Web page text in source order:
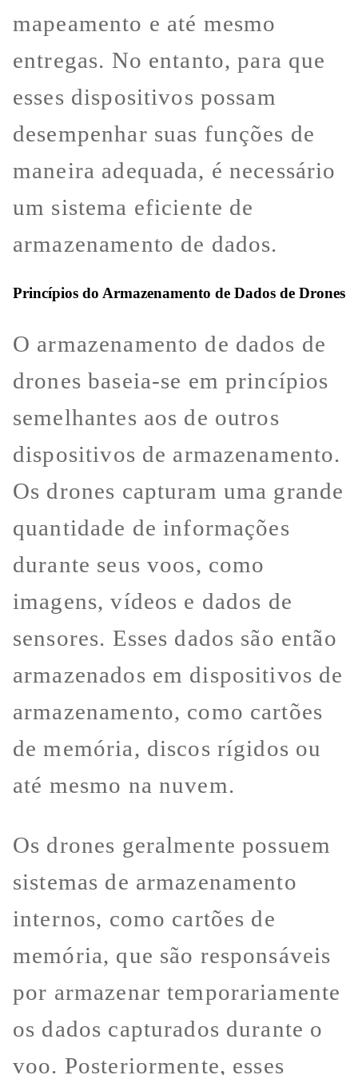
mapeamento e até mesmo
entregas. No entanto, para que
esses dispositivos possam
desempenhar suas funções de
maneira adequada, é necessário
um sistema eficiente de
armazenamento de dados.
Princípios do Armazenamento de Dados de Drones
O armazenamento de dados de
drones baseia-se em princípios
semelhantes aos de outros
dispositivos de armazenamento.
Os drones capturam uma grande
quantidade de informações
durante seus voos, como
imagens, vídeos e dados de
sensores. Esses dados são então
armazenados em dispositivos de
armazenamento, como cartões
de memória, discos rígidos ou
até mesmo na nuvem.
Os drones geralmente possuem
sistemas de armazenamento
internos, como cartões de
memória, que são responsáveis
por armazenar temporariamente
os dados capturados durante o
voo. Posteriormente, esses